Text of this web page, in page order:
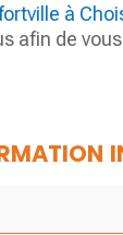
à
de